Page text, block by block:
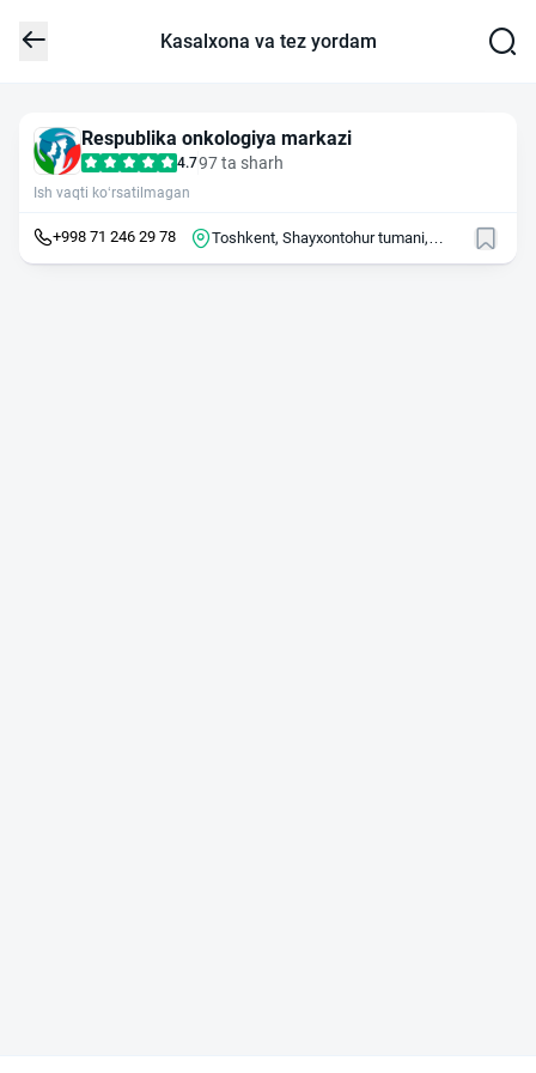
Kasalxona va tez yordam
Respublika onkologiya markazi
4.797 ta sharh
Ish vaqti ko‘rsatilmagan
+998 71 246 29 78
Toshkent, Shayxontohur tumani,